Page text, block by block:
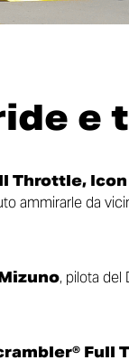
e
Throttle,
ammirarle da
, pilota del
Full